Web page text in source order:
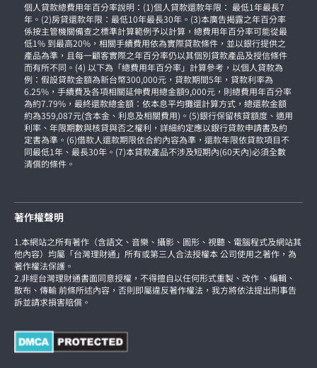
個人貸款總費用年百分率說明：(1)個人貸款還款年限： 最低1年最長7
年。(2)房貸還款年限：最低10年最長30年。(3)本廣告揭露之年百分率
係按主管機關備查之標準計算範例予以計算，總費用年百分率可能從最
低1% 到最高20%，相關手續費用依為實際貸款條件，並以銀行提供之
產品為準，且每一顧客實際之年百分率仍以其個別貸款產品及授信條件
而有所不同。(4) 以下為「總費用年百分率」計算參考，以個人貸款為
例：假設貸款金額為新台幣300,000元，貸款期間5年，貸款利率為
6.25%，手續費及各項相關延伸費用總金額9,000元，則總費用年百分率
為約7.79%，最終還款總金額：依本息平均攤還計算方式，總還款金額
約為359,087元(含本金、利息及相關費用)。(5)銀行保留核貸額度、適用
利率、年限期數與核貸與否之權利，詳細約定應以銀行貸款申請書及約
定書為準。(6)借款人還款期限依合約內容為準，還款年限依貸款項目不
同最低1年、最長30年。(7)本貸款產品不涉及短期內(60天內)必須全數
清償的條件。
著作權聲明
1.本網站之所有著作（含語文、音樂、攝影、圖形、視聽、電腦程式及網站其
他內容）均屬「台灣理財通」所有或第三人合法授權本 公司使用之著作，為
著作權法保護。
2.非經台灣理財通書面同意授權，不得擅自以任何形式重製、改作 、編輯、
散布、傳輸 前條所述內容，否則即屬違反著作權法，我方將依法提出刑事告
訴並請求損害賠償。